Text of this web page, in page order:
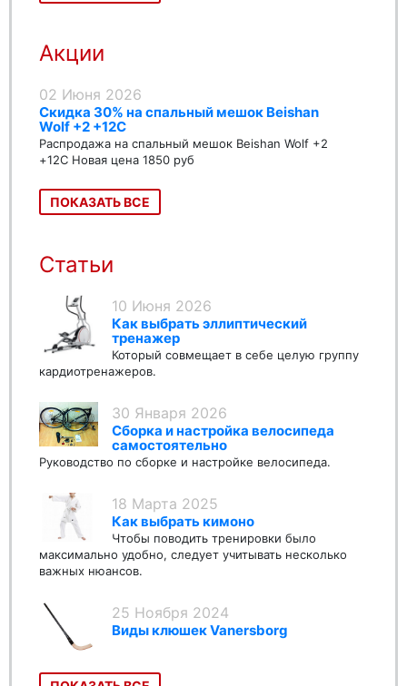
Акции
02 Июня 2026
Скидка 30% на спальный мешок Beishan
Wolf +2 +12C
Распродажа на спальный мешок Beishan Wolf +2
+12C Новая цена 1850 руб
ПОКАЗАТЬ ВСЕ
Статьи
10 Июня 2026
Как выбрать эллиптический
тренажер
Который совмещает в себе целую группу
кардиотренажеров.
30 Января 2026
Сборка и настройка велосипеда
самостоятельно
Руководство по сборке и настройке велосипеда.
18 Марта 2025
Как выбрать кимоно
Чтобы поводить тренировки было
максимально удобно, следует учитывать несколько
важных нюансов.
25 Ноября 2024
Виды клюшек Vanersborg